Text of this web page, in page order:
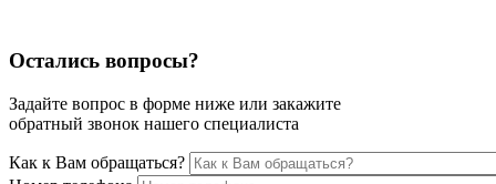
Остались вопросы?
Задайте вопрос в форме ниже или закажите
обратный звонок нашего специалиста
Как к Вам обращаться?